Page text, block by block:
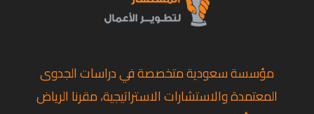
مؤسسة سعودية متخصصة في دراسات الجدوى
المعتمدة والاستشارات الاستراتيجية، مقرنا الرياض